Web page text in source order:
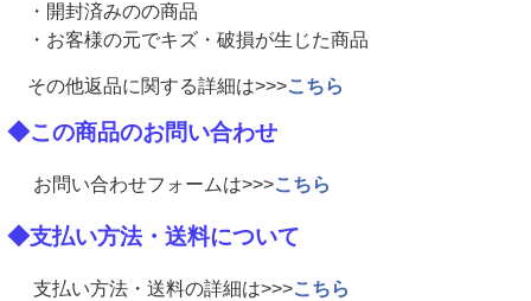
・開封済みのの商品
・お客様の元でキズ・破損が生じた商品
その他返品に関する詳細は>>>こちら
◆この商品のお問い合わせ
お問い合わせフォームは>>>こちら
◆支払い方法・送料について
支払い方法・送料の詳細は>>>こちら